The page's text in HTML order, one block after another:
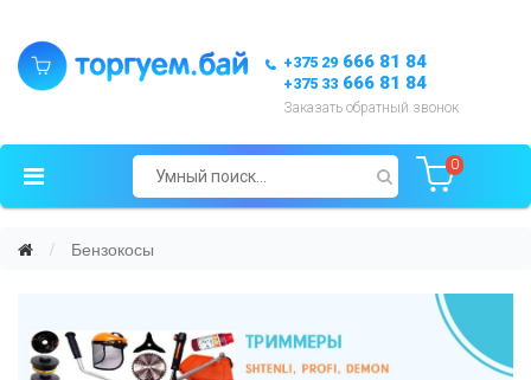
+375 29 666 81 84
+375 33 666 81 84
Заказать обратный звонок
0
Бензокосы